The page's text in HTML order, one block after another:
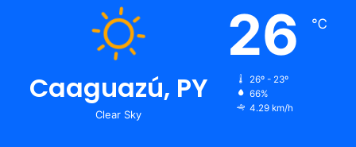
Caaguazú, PY
Clear Sky
26 ℃
26º - 23º
66%
4.29 km/h